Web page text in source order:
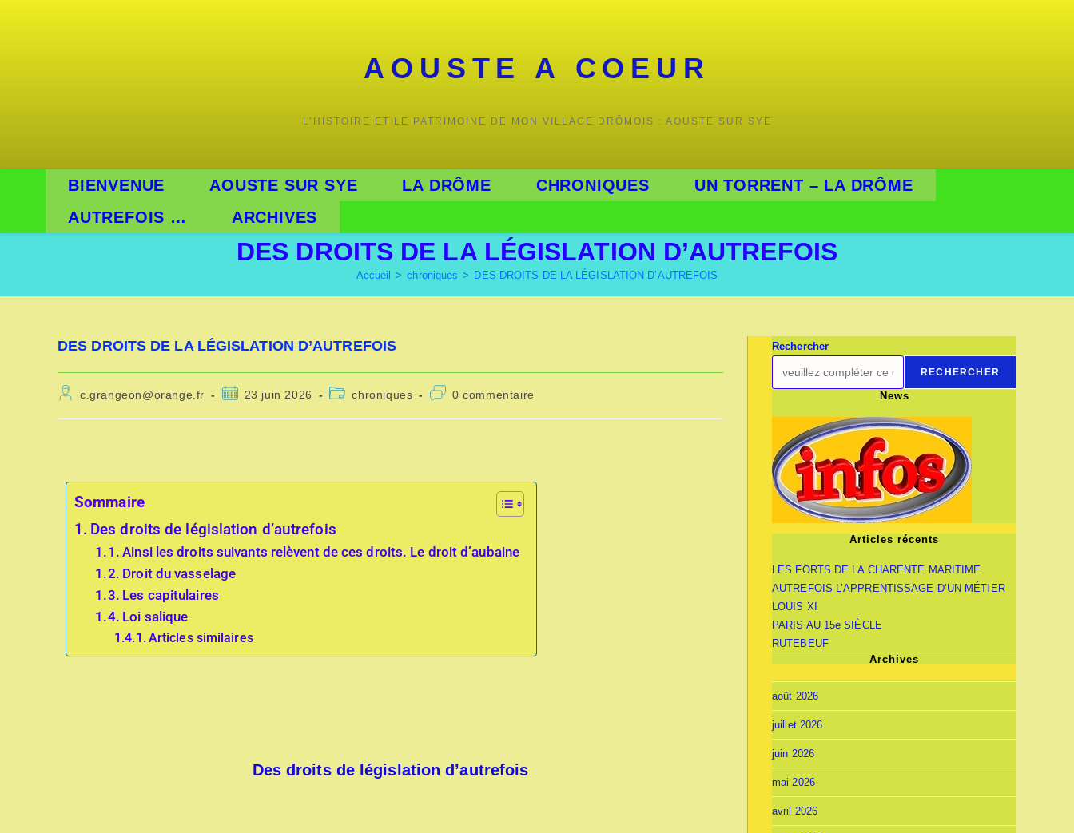
AOUSTE A COEUR
L’HISTOIRE ET LE PATRIMOINE DE MON VILLAGE DRÔMOIS : AOUSTE SUR SYE
BIENVENUE AOUSTE SUR SYE LA DRÔME CHRONIQUES
UN TORRENT – LA DRÔME
AUTREFOIS …
ARCHIVES
DES DROITS DE LA LÉGISLATION D’AUTREFOIS
Accueil > chroniques > DES DROITS DE LA LÉGISLATION D’AUTREFOIS
DES DROITS DE LA LÉGISLATION D’AUTREFOIS
c.grangeon@orange.fr 23 juin 2026 chroniques 0 commentaire
Sommaire
Des droits de législation d’autrefois
Ainsi les droits suivants relèvent de ces droits. Le droit d’aubaine
Droit du vasselage
Les capitulaires
Loi salique
Articles similaires
Des droits de législation d’autrefois
Rechercher
RECHERCHER
News
Articles récents
LES FORTS DE LA CHARENTE MARITIME
AUTREFOIS L’APPRENTISSAGE D’UN MÉTIER
LOUIS XI
PARIS AU 15e SIÈCLE
RUTEBEUF
Archives
août 2026
juillet 2026
juin 2026
mai 2026
avril 2026